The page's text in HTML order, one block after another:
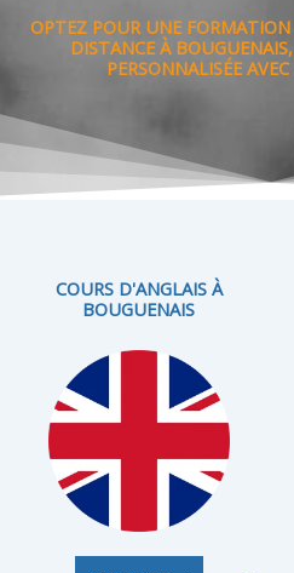
OPTEZ POUR UNE
DISTANCE À
PERSONNALISÉE
COURS D'ANGLAIS À
BOUGUENAIS